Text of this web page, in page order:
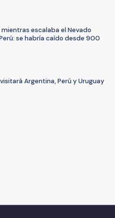
escalaba el Nevado
se habría caído desde 900
Argentina, Perú y Uruguay